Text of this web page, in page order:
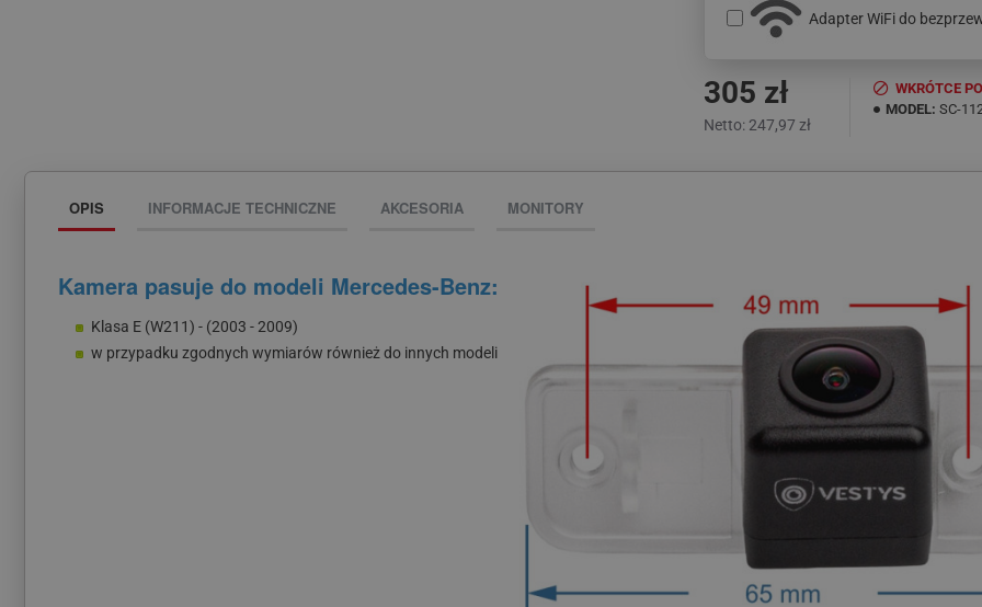
305 zł
Netto: 247,97 zł
WKRÓTCE
MODEL: SC-
Adapter WiFi do
OPIS INFORMACJE TECHNICZNE AKCESORIA MONITORY
Kamera pasuje do modeli Mercedes-Benz:
Klasa E (W211) - (2003 - 2009)
w przypadku zgodnych wymiarów również do innych modeli